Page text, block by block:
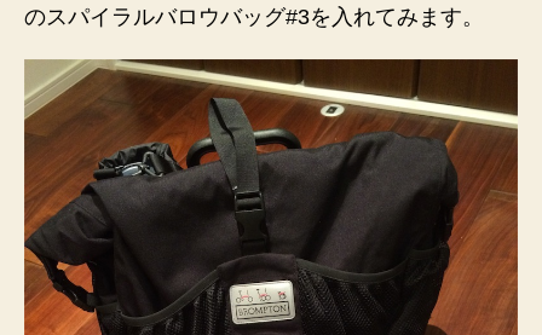
のスパイラルバロウバッグ#3を入れてみます。